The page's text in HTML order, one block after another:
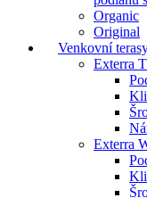
Organic
Original
Venkovní
Exterra
Exterra